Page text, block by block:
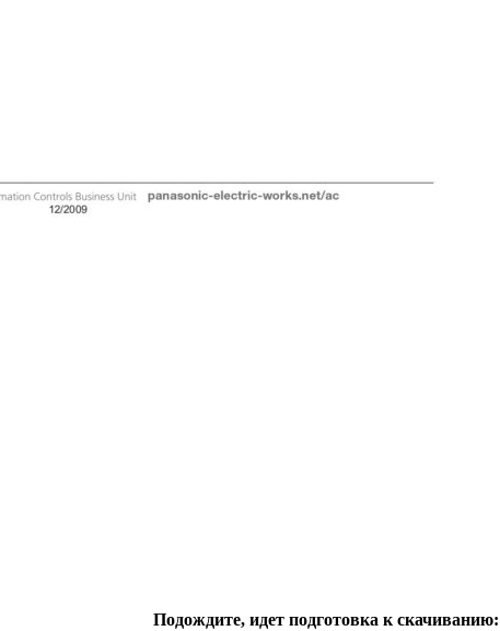
Подождите, идет подготовка к скачиванию: